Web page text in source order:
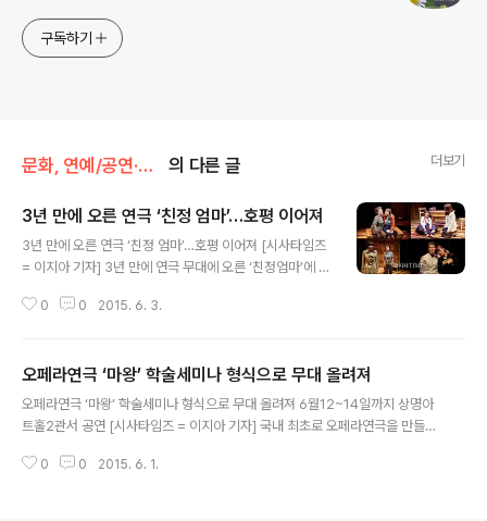
구독하기
문화, 연예/공연·전시 의 다른 글 더보기
3년 만에 오른 연극 ‘친정 엄마’…호평 이어져
3년 만에 오른 연극 ‘친정 엄마’…호평 이어져 [시사타임즈
= 이지아 기자] 3년 만에 연극 무대에 오른 ‘친정엄마’에 대
로 프로젝트 11탄으로 돌아온 고혜정 작가의 연극 ‘친정엄
는 별 다섯 개로도 모자랄 만큼 감동적이라는 내용의 리뷰
가 속속 올라오고 있고, 평점 역시 9.7로 최고의 반응을 얻
어내고 있다. ▲연극 ‘친정엄마’ 공연 스틸컷 ⒞시사타임즈
기를 다루고 있지만 그 내용 속 디테일한 연기와 대사 하나
0 0 2015. 6. 3.
오페라연극 ‘마왕’ 학술세미나 형식으로 무대 올려져
오페라연극 ‘마왕’ 학술세미나 형식으로 무대 올려져 6월12~14일까지 상명아
트홀2관서 공연 [시사타임즈 = 이지아 기자] 국내 최초로 오페라연극을 만들며
페라연극 을 선보인다. 크리에이티브필(연출 이주아)의 오페라연극 시리즈는 그
0 0 2015. 6. 1.